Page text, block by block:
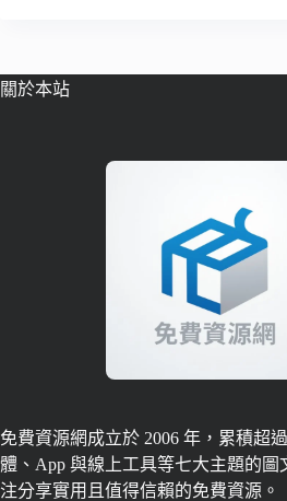
關於本站
免費資源網成立於 2006 年，累積超
體、App 與線上工具等七大主題的圖
注分享實用且值得信賴的免費資源。